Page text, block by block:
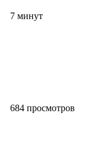
7 минут
684 просмотров